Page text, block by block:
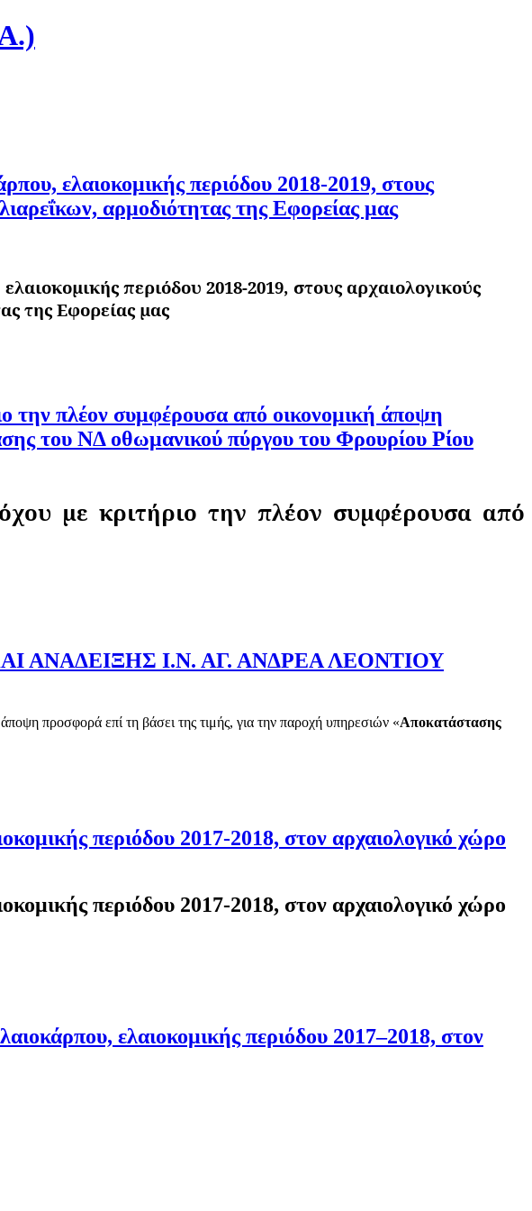
ελαιοκομικής περιόδου 2018-2019, στους
αρμοδιότητας της Εφορείας μας
περιόδου 2018-2019, στους αρχαιολογικούς
της Εφορείας μας
την πλέον συμφέρουσα από οικονομική άποψη
του ΝΔ οθωμανικού πύργου του Φρουρίου Ρίου
με κριτήριο την πλέον συμφέρουσα από
Ι.Ν. ΑΓ. ΑΝΔΡΕΑ ΛΕΟΝΤΙΟΥ
προσφορά επί τη βάσει της τιμής, για την παροχή υπηρεσιών «Αποκατάστασης
περιόδου 2017-2018, στον αρχαιολογικό χώρο
περιόδου 2017-2018, στον αρχαιολογικό χώρο
ελαιοκομικής περιόδου 2017–2018, στον